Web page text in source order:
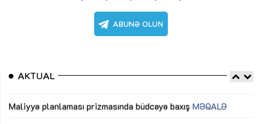
AKTUAL
fəaliyyət dayanır”MÜSAHİBƏ